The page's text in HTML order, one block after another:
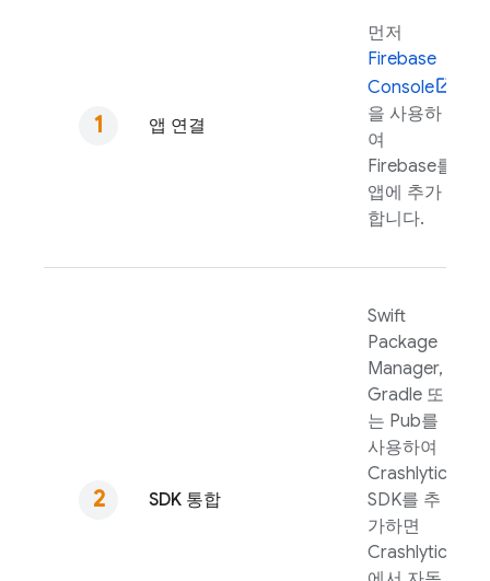
앱 연결
먼저
Firebase
Console
을 사용하
여
Firebase를
앱에 추가
합니다.
SDK 통합
Swift
Package
Manager,
Gradle 또
는 Pub를
사용하여
Crashlytics
SDK를 추
가하면
Crashlytics